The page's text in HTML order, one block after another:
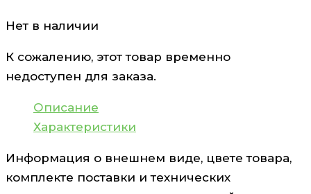
Нет в наличии
К сожалению, этот товар временно
недоступен для заказа.
Описание
Характеристики
Информация о внешнем виде, цвете товара,
комплекте поставки и технических